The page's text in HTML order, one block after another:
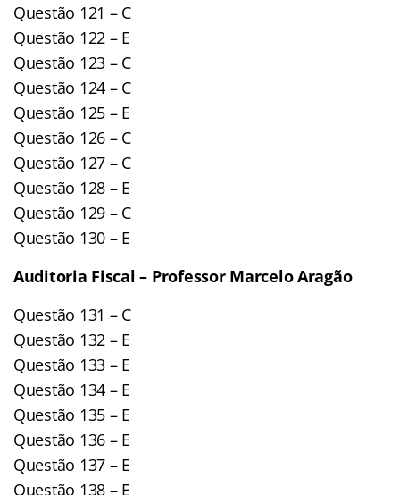
Questão 121 – C
Questão 122 – E
Questão 123 – C
Questão 124 – C
Questão 125 – E
Questão 126 – C
Questão 127 – C
Questão 128 – E
Questão 129 – C
Questão 130 – E
Auditoria Fiscal – Professor Marcelo Aragão
Questão 131 – C
Questão 132 – E
Questão 133 – E
Questão 134 – E
Questão 135 – E
Questão 136 – E
Questão 137 – E
Questão 138 – E